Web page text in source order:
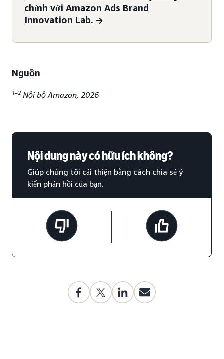
chỉnh với Amazon Ads Brand
Innovation Lab.
Nguồn
1–2 Nội bộ Amazon, 2026
Nội dung này có hữu ích không?
Giúp chúng tôi cải thiện bằng cách chia sẻ ý
kiến phản hồi của bạn.